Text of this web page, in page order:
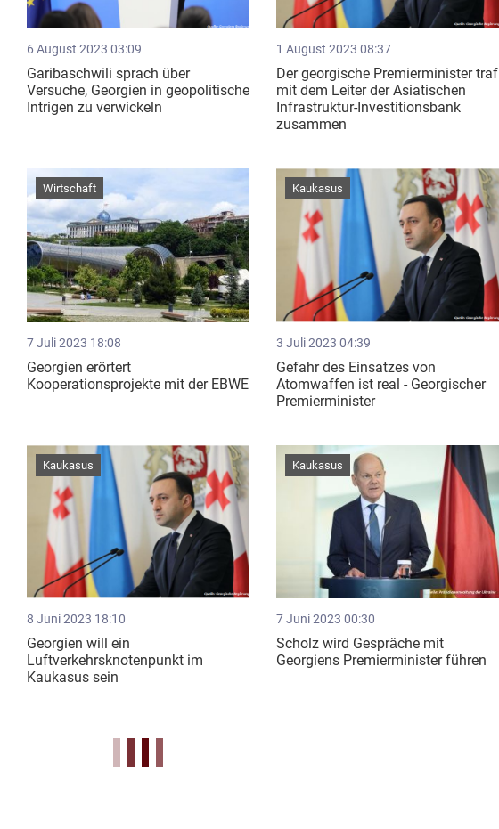
6 August 2023 03:09
Garibaschwili sprach über
Versuche, Georgien in geopolitische
Intrigen zu verwickeln
1 August 2023 08:37
Der georgische Premierminister traf
mit dem Leiter der Asiatischen
Infrastruktur-Investitionsbank
zusammen
7 Juli 2023 18:08
Georgien erörtert
Kooperationsprojekte mit der EBWE
Wirtschaft
3 Juli 2023 04:39
Gefahr des Einsatzes von
Atomwaffen ist real - Georgischer
Premierminister
Kaukasus
8 Juni 2023 18:10
Georgien will ein
Luftverkehrsknotenpunkt im
Kaukasus sein
Kaukasus
7 Juni 2023 00:30
Scholz wird Gespräche mit
Georgiens Premierminister führen
Kaukasus